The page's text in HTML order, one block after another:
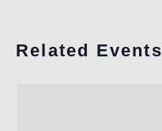
Related Events